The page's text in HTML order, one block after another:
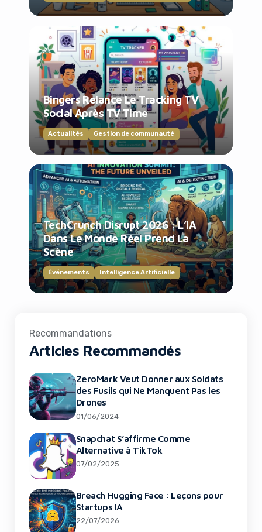
Bingers Relance Le Tracking TV
Social Après TV Time
Actualités Gestion de communauté
TechCrunch Disrupt 2026 : L’IA
Dans Le Monde Réel Prend La
Scène
Événements Intelligence Artificielle
Recommandations
Articles Recommandés
ZeroMark Veut Donner aux Soldats
des Fusils qui Ne Manquent Pas les
Drones
01/06/2024
Snapchat S’affirme Comme
Alternative à TikTok
07/02/2025
Breach Hugging Face : Leçons pour
Startups IA
22/07/2026